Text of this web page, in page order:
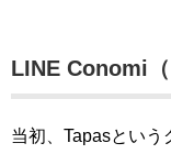
LINE Conomi（
当初、Tapasという